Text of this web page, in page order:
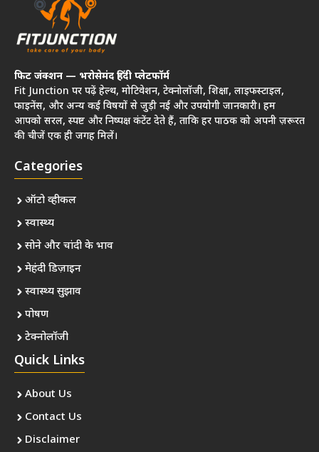
फिट जंक्शन — भरोसेमंद हिंदी प्लेटफॉर्म
Fit Junction पर पढ़ें हेल्थ, मोटिवेशन, टेक्नोलॉजी, शिक्षा, लाइफस्टाइल,
फाइनेंस, और अन्य कई विषयों से जुड़ी नई और उपयोगी जानकारी। हम
आपको सरल, स्पष्ट और निष्पक्ष कंटेंट देते हैं, ताकि हर पाठक को अपनी ज़रूरत
की चीजें एक ही जगह मिलें।
Categories
ऑटो व्हीकल
स्वास्थ्य
सोने और चांदी के भाव
मेहंदी डिज़ाइन
स्वास्थ्य सुझाव
पोषण
टेक्नोलॉजी
Quick Links
About Us
Contact Us
Disclaimer